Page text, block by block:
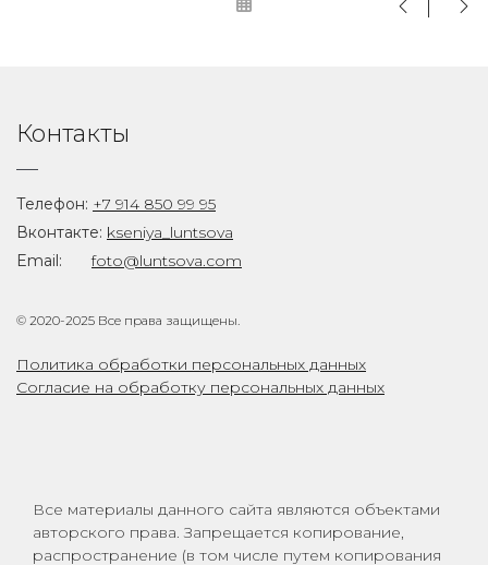
Контакты
Телефон: +7 914 850 99 95
Вконтакте: kseniya_luntsova
Email:
foto@luntsova.com
© 2020-2025 Все права защищены.
Политика обработки персональных данных
Согласие на обработку персональных данных
Все материалы данного сайта являются объектами
авторского права. Запрещается копирование,
распространение (в том числе путем копирования